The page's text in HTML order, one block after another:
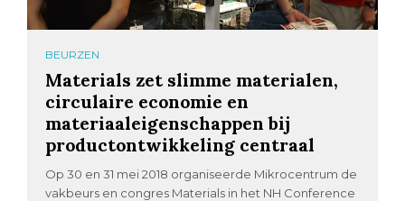
BEURZEN
Materials zet slimme materialen,
circulaire economie en
materiaaleigenschappen bij
productontwikkeling centraal
Op 30 en 31 mei 2018 organiseerde Mikrocentrum de
vakbeurs en congres Materials in het NH Conference